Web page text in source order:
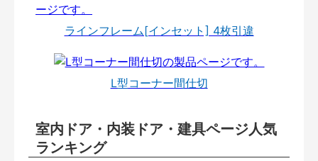
ラインフレーム[インセット] 4枚引違
L型コーナー間仕切
室内ドア・内装ドア・建具ページ人気
ランキング